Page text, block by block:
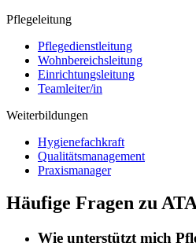
Pflegeleitung
Pflegedienstleitung
Wohnbereichsleitung
Einrichtungsleitung
Teamleiter/in
Weiterbildungen
Hygienefachkraft
Qualitätsmanagement
Praxismanager
Häufige Fragen zu
Wie unterstützt mich